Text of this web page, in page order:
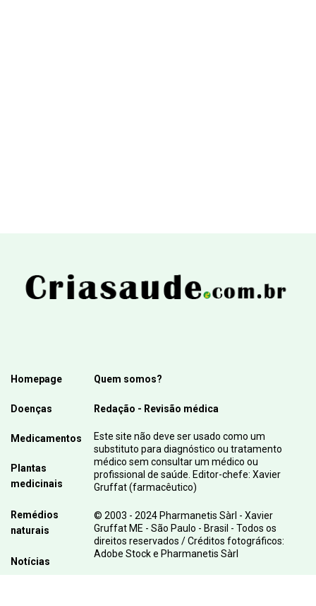
Homepage
Doenças
Medicamentos
Plantas
medicinais
Remédios
naturais
Notícias
Quem somos?
Redação - Revisão médica
Este site não deve ser usado como um
substituto para diagnóstico ou tratamento
médico sem consultar um médico ou
profissional de saúde. Editor-chefe: Xavier
Gruffat (farmacêutico)
© 2003 - 2024 Pharmanetis Sàrl - Xavier
Gruffat ME - São Paulo - Brasil - Todos os
direitos reservados / Créditos fotográficos:
Adobe Stock e Pharmanetis Sàrl